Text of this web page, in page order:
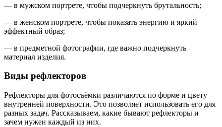
— в мужском портрете, чтобы подчеркнуть брутальность;
— в женском портрете, чтобы показать энергию и яркий
эффектный образ;
— в предметной фотографии, где важно подчеркнуть
материал изделия.
Виды рефлекторов
Рефлекторы для фотосъёмки различаются по форме и цвету
внутренней поверхности. Это позволяет использовать его для
разных задач. Рассказываем, какие бывают рефлекторы и
зачем нужен каждый из них.